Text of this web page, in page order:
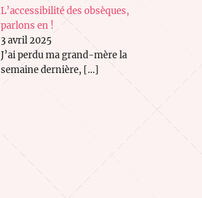
L’accessibilité des obsèques,
parlons en !
3 avril 2025
J’ai perdu ma grand-mère la
semaine dernière, […]